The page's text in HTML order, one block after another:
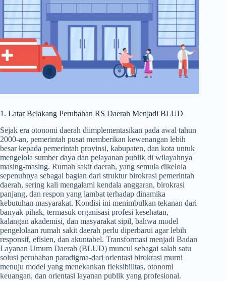
1. Latar Belakang Perubahan RS Daerah Menjadi BLUD
Sejak era otonomi daerah diimplementasikan pada awal tahun
2000-an, pemerintah pusat memberikan kewenangan lebih
besar kepada pemerintah provinsi, kabupaten, dan kota untuk
mengelola sumber daya dan pelayanan publik di wilayahnya
masing-masing. Rumah sakit daerah, yang semula dikelola
sepenuhnya sebagai bagian dari struktur birokrasi pemerintah
daerah, sering kali mengalami kendala anggaran, birokrasi
panjang, dan respon yang lambat terhadap dinamika
kebutuhan masyarakat. Kondisi ini menimbulkan tekanan dari
banyak pihak, termasuk organisasi profesi kesehatan,
kalangan akademisi, dan masyarakat sipil, bahwa model
pengelolaan rumah sakit daerah perlu diperbarui agar lebih
responsif, efisien, dan akuntabel. Transformasi menjadi Badan
Layanan Umum Daerah (BLUD) muncul sebagai salah satu
solusi perubahan paradigma-dari orientasi birokrasi murni
menuju model yang menekankan fleksibilitas, otonomi
keuangan, dan orientasi layanan publik yang profesional.